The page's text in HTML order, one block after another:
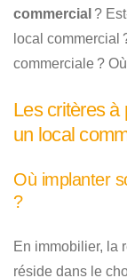
commercial ?
local commercial
commerciale ?
Les critères à
un local
Où implanter
?
En immobilier, la
réside dans le